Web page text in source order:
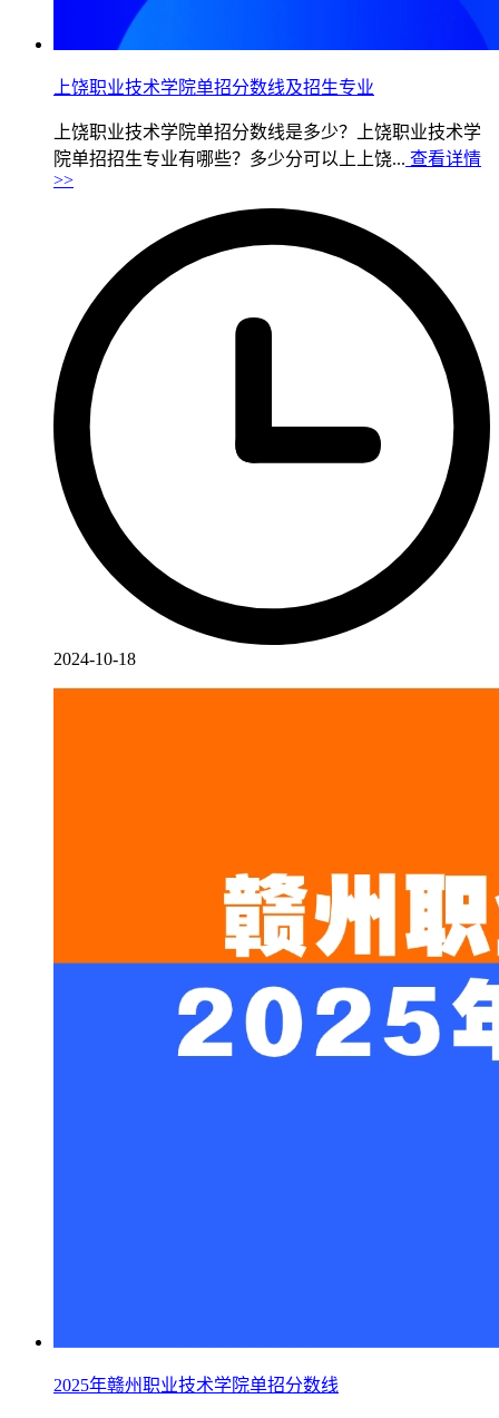
上饶职业技术学院单招分数线及招生专业
上饶职业技术学院单招分数线是多少？上饶职业技术学
院单招招生专业有哪些？多少分可以上上饶... 查看详情
>>
2024-10-18
2025年赣州职业技术学院单招分数线